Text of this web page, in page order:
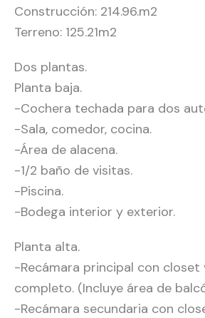
Construcción: 214.96.m2
Terreno: 125.21m2
Dos plantas.
Planta baja.
-Cochera techada para dos
-Sala, comedor, cocina.
-Área de alacena.
-1/2 baño de visitas.
-Piscina.
-Bodega interior y exterior.
Planta alta.
-Recámara principal con
completo. (Incluye área de
-Recámara secundaria con